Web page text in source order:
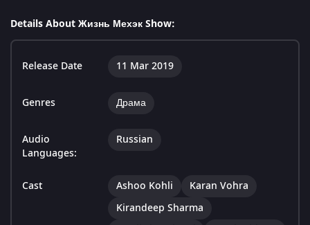
Details About Жизнь Мехэк Show:
Release Date 11 Mar 2019
Genres Драма
Audio
Languages:
Russian
Cast Ashoo Kohli
Karan Vohra
Kirandeep Sharma